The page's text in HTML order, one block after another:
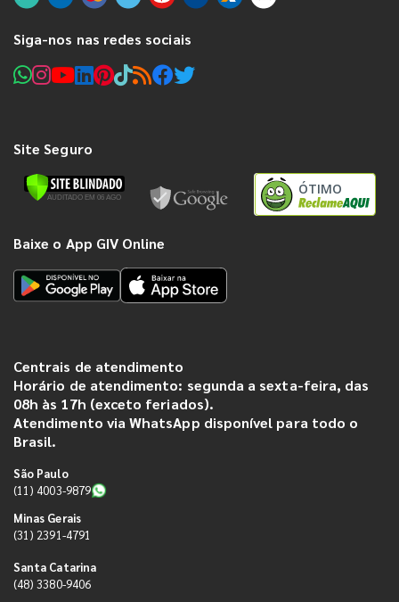
Siga-nos nas redes sociais
Site Seguro
ÓTIMO
Baixe o App GIV Online
Centrais de atendimento
Horário de atendimento: segunda a sexta-feira, das
08h às 17h (exceto feriados).
Atendimento via WhatsApp disponível para todo o
Brasil.
São Paulo
(11) 4003-9879
Minas Gerais
(31) 2391-4791
Santa Catarina
(48) 3380-9406